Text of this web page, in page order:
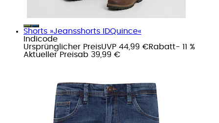
Shorts »Jeansshorts IDQuince«
Indicode
Ursprünglicher PreisUVP 44,99 €Rabatt- 11 %
Aktueller Preisab 39,99 €